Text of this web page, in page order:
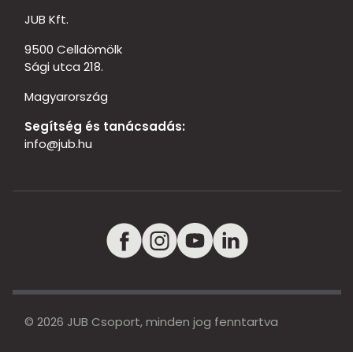
JUB Kft.
9500 Celldömölk
Sági utca 218.
Magyarország
Segítség és tanácsadás:
info@jub.hu
© 2026 JUB Csoport, minden jog fenntartva